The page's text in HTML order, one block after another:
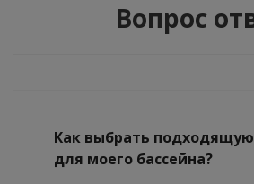
Вопрос
Как выбрать
для моего бассейна?